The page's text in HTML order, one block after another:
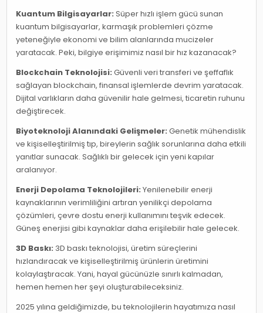
Kuantum Bilgisayarlar: Süper hızlı işlem gücü sunan
kuantum bilgisayarlar, karmaşık problemleri çözme
yeteneğiyle ekonomi ve bilim alanlarında mucizeler
yaratacak. Peki, bilgiye erişimimiz nasıl bir hız kazanacak?
Blockchain Teknolojisi: Güvenli veri transferi ve şeffaflık
sağlayan blockchain, finansal işlemlerde devrim yaratacak.
Dijital varlıkların daha güvenilir hale gelmesi, ticaretin ruhunu
değiştirecek.
Biyoteknoloji Alanındaki Gelişmeler: Genetik mühendislik
ve kişiselleştirilmiş tıp, bireylerin sağlık sorunlarına daha etkili
yanıtlar sunacak. Sağlıklı bir gelecek için yeni kapılar
aralanıyor.
Enerji Depolama Teknolojileri: Yenilenebilir enerji
kaynaklarının verimliliğini artıran yenilikçi depolama
çözümleri, çevre dostu enerji kullanımını teşvik edecek.
Güneş enerjisi gibi kaynaklar daha erişilebilir hale gelecek.
3D Baskı: 3D baskı teknolojisi, üretim süreçlerini
hızlandıracak ve kişiselleştirilmiş ürünlerin üretimini
kolaylaştıracak. Yani, hayal gücünüzle sınırlı kalmadan,
hemen hemen her şeyi oluşturabileceksiniz.
2025 yılına geldiğimizde, bu teknolojilerin hayatımıza nasıl